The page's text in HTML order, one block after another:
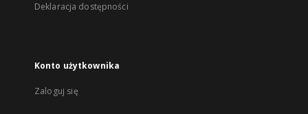
Deklaracja dostępności
Konto użytkownika
Zaloguj się